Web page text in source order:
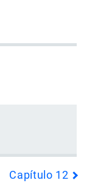
Capítulo 12